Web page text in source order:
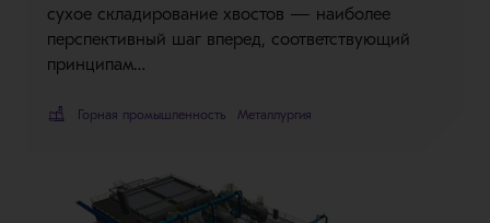
сухое складирование хвостов — наиболее
перспективный шаг вперед, соответствующий
принципам…
Горная промышленность Металлургия